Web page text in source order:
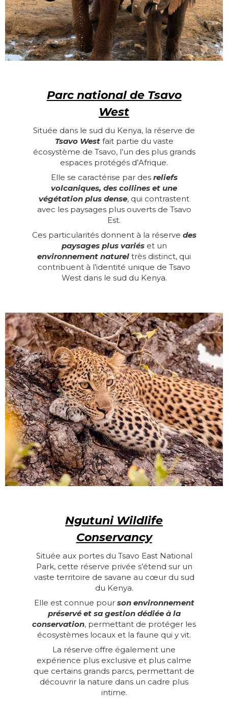
Parc national de Tsavo
West
Située dans le sud du Kenya, la réserve de
Tsavo Westfait partie du vaste
écosystème de Tsavo, l’un des plus grands
espaces protégés d’Afrique.
Elle se caractérise par des reliefs
volcaniques, des collines et une
végétation plus dense, qui contrastent
avec les paysages plus ouverts de Tsavo
Est.
Ces particularités donnent à la réserve des
paysages plus variéset un
environnement naturel très distinct, qui
contribuent à l’identité unique de Tsavo
West dans le sud du Kenya.
Ngutuni Wildlife
Conservancy
Située aux portes du Tsavo East National
Park, cette réserve privée s’étend sur un
vaste territoire de savane au cœur du sud
du Kenya.
Elle est connue pour son environnement
préservé et sa gestion dédiée à la
conservation, permettant de protéger les
écosystèmes locaux et la faune qui y vit.
La réserve offre également une
expérience plus exclusive et plus calme
que certains grands parcs, permettant de
découvrir la nature dans un cadre plus
intime.